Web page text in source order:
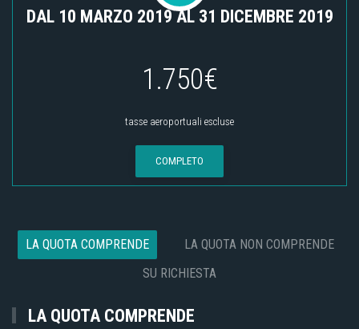
DAL 10 MARZO 2019 AL 31 DICEMBRE 2019
1.750€
tasse aeroportuali escluse
COMPLETO
LA QUOTA COMPRENDE
LA QUOTA NON COMPRENDE
SU RICHIESTA
LA QUOTA COMPRENDE